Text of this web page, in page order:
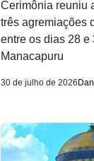
Cerimônia reuniu
três agremiações
entre os dias 28 e
Manacapuru
30 de julho de 2026